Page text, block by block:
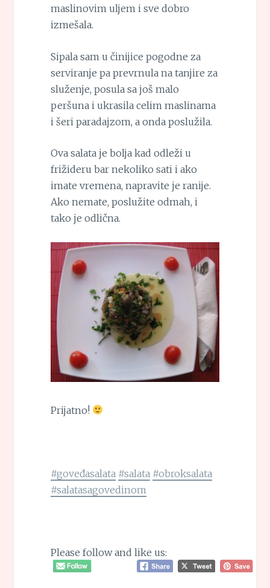
maslinovim uljem i sve dobro
izmešala.
Sipala sam u činijice pogodne za
serviranje pa prevrnula na tanjire za
služenje, posula sa još malo
peršuna i ukrasila celim maslinama
i šeri paradajzom, a onda poslužila.
Ova salata je bolja kad odleži u
frižideru bar nekoliko sati i ako
imate vremena, napravite je ranije.
Ako nemate, poslužite odmah, i
tako je odlična.
Prijatno!
#goveđasalata #salata #obroksalata
#salatasagovedinom
Please follow and like us: